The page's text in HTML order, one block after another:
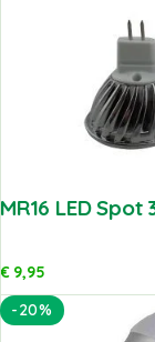
MR16 LED
€9,95
-20%